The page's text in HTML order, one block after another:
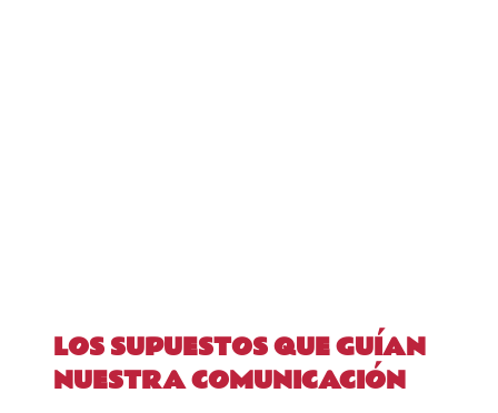
LOS SUPUESTOS QUE GUÍAN
NUESTRA COMUNICACIÓN